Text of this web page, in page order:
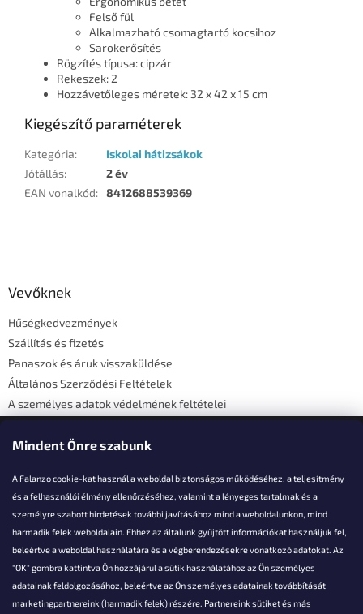
Mindent Önre szabunk
A Falanzo cookie-kat használ a weboldal biztonságos működéséhez, a teljesítmény
és a felhasználói élmény ellenőrzéséhez, valamint a lényeges tartalmak és a
személyre szabott hirdetések további javításához mind a weboldalunkon, mind
harmadik felek weboldalain. Ehhez az általunk gyűjtött információkat használjuk fel,
beleértve a weboldal használatára és a végberendezésekre vonatkozó adatokat. Az
"OK" gombra kattintva Ön hozzájárul a sütik használatához az Ön személyes
adatainak feldolgozásához, beleértve az Ön személyes adatainak továbbítását
marketingpartnereink (harmadik felek) részére. Partnereink sütiket és más
Felső fül
Alkalmazható csomagtartó kocsihoz
Sarokerősítés
Rögzítés típusa: cipzár
Rekeszek: 2
Hozzávetőleges méretek: 32 x 42 x 15 cm
Kiegészítő paraméterek
Kategória:
Iskolai hátizsákok
Jótállás:
2 év
EAN vonalkód: 8412688539369
Vevőknek
Hűségkedvezmények
Szállítás és fizetés
Panaszok és áruk visszaküldése
Általános Szerződési Feltételek
A személyes adatok védelmének feltételei
Elérhetőségi adatok
Akarsz kérdezni valamit?
info@falanzo.hu